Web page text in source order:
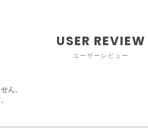
USER REVIEW
ユーザーレビュー
ん。